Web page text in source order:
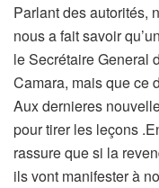
Parlant des autorités,
nous a fait savoir
le Secrétaire General
Camara, mais que ce
Aux dernieres
pour tirer les leçons
rassure que si la
ils vont manifester à